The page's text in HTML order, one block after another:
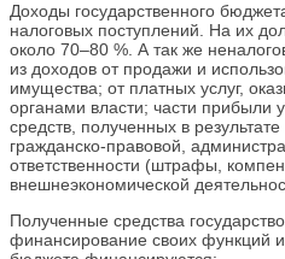
Доходы государственного
налоговых поступлений. На их
около 70–80 %. А так же
из доходов от продажи и
имущества; от платных услуг,
органами власти; части прибыли
средств, полученных в
гражданско‑правовой,
ответственности (штрафы,
внешнеэкономической
Полученные средства
финансирование своих функций и